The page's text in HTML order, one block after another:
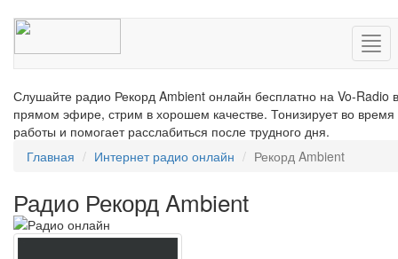
Слушайте радио Рекорд Ambient онлайн бесплатно на Vo-Radio в
прямом эфире, стрим в хорошем качестве. Тонизирует во время
работы и помогает расслабиться после трудного дня.
Главная
Интернет радио онлайн Рекорд Ambient
Радио Рекорд Ambient